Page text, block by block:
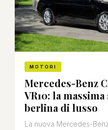
MOTORI
Mercedes-Benz
VR10: la
berlina di lusso
La nuova Mercedes-